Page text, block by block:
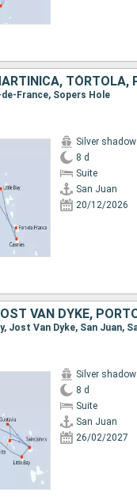
France, Sopers Hole
Silver shadow
8 d
Suite
San Juan
20/12/2026
Silver shadow
8 d
Suite
San Juan
26/02/2027